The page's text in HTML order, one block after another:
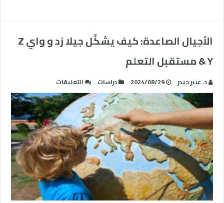
الأجيال الصاعدة: كيف يشكِّل جيلا زد و واي Z
& Y مستقبل التعلم
د. عبير حيدر 2024/08/29 دراسات التعليقات
الأجيال
الصاعدة:
كيف
يشكِّل
جيلا
زد
و
واي
Z
&